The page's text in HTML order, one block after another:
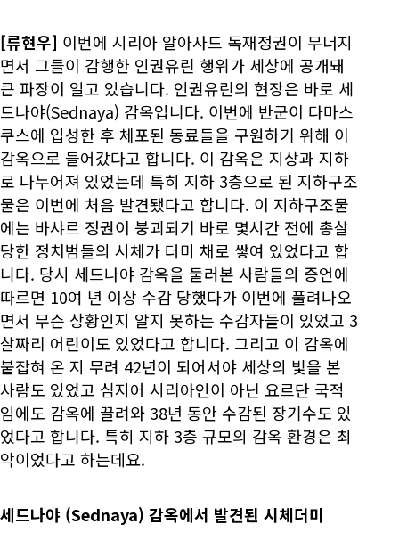
[류현우] 이번에 시리아 알아사드 독재정권이 무너지
면서 그들이 감행한 인권유린 행위가 세상에 공개돼
큰 파장이 일고 있습니다. 인권유린의 현장은 바로 세
드나야(Sednaya) 감옥입니다. 이번에 반군이 다마스
쿠스에 입성한 후 체포된 동료들을 구원하기 위해 이
감옥으로 들어갔다고 합니다. 이 감옥은 지상과 지하
로 나누어져 있었는데 특히 지하 3층으로 된 지하구조
물은 이번에 처음 발견됐다고 합니다. 이 지하구조물
에는 바샤르 정권이 붕괴되기 바로 몇시간 전에 총살
당한 정치범들의 시체가 더미 채로 쌓여 있었다고 합
니다. 당시 세드나야 감옥을 둘러본 사람들의 증언에
따르면 10여 년 이상 수감 당했다가 이번에 풀려나오
면서 무슨 상황인지 알지 못하는 수감자들이 있었고 3
살짜리 어린이도 있었다고 합니다. 그리고 이 감옥에
붙잡혀 온 지 무려 42년이 되어서야 세상의 빛을 본
사람도 있었고 심지어 시리아인이 아닌 요르단 국적
임에도 감옥에 끌려와 38년 동안 수감된 장기수도 있
었다고 합니다. 특히 지하 3층 규모의 감옥 환경은 최
악이었다고 하는데요.
세드나야 (Sednaya) 감옥에서 발견된 시체더미